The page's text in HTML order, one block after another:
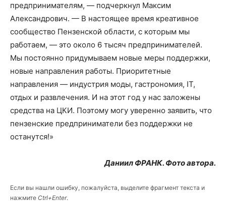
предпринимателям, — подчеркнул Максим
Александрович. — В настоящее время креативное
сообщество Пензенской области, с которым мы
работаем, — это около 6 тысяч предпринимателей.
Мы постоянно придумываем новые меры поддержки,
новые направления работы. Приоритетные
направления — индустрия моды, гастрономия, IT,
отдых и развлечения. И на этот год у нас заложены
средства на ЦКИ. Поэтому могу уверенно заявить, что
пензенские предприниматели без поддержки не
останутся!»
Даниил ФРАНК. Фото автора.
Если вы нашли ошибку, пожалуйста, выделите фрагмент текста и
нажмите Ctrl+Enter.